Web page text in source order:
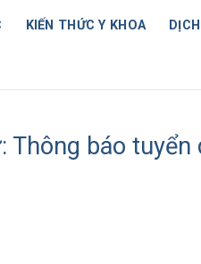
KIẾN THỨC Y KHOA
Thông báo